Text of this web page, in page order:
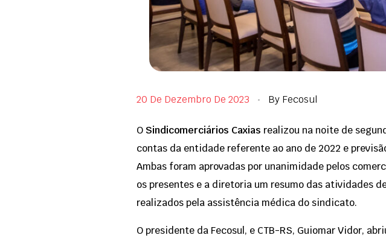
20 De Dezembro De 2023 By Fecosul
O Sindicomerciários Caxias realizou na noite de
contas da entidade referente ao ano de 2022 e
Ambas foram aprovadas por unanimidade pelos
os presentes e a diretoria um resumo das atividades
realizados pela assistência médica do sindicato.
O presidente da Fecosul, e CTB-RS, Guiomar Vidor,